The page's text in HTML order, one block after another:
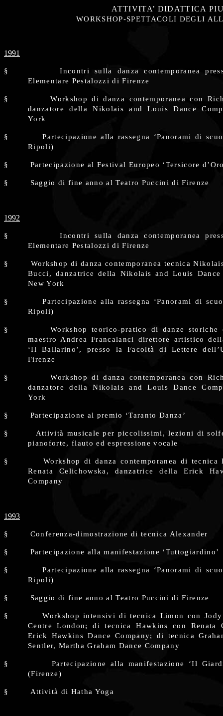
ATTIVITA’ DIDATTICA
WORKSHOP-SPETTACOLI DEGLI
1991
§
Incontri sulla danza contemporanea
Elementare Pestalozzi di Firenze
§
Workshop di danza contemporanea con
danzatore della Nikolais and Louis Dance
York
§
Partecipazione alla rassegna ‘Panorami di
Ripoli)
§ Partecipazione al Festival Europeo ‘Tersicore
§ Saggio di fine anno al Teatro Puccini di Firenze
1992
§
Incontri sulla danza contemporanea
Elementare Pestalozzi di Firenze
§
Workshop di danza contemporanea tecnica
Bucci, danzatrice della Nikolais and Louis Dance
New York
§
Partecipazione alla rassegna ‘Panorami di
Ripoli)
§
Workshop teorico-pratico di danze storiche
maestro Andrea Francalanci direttore artistico
‘Il Ballarino’, presso la Facoltà di Lettere
Firenze
§
Workshop di danza contemporanea con
danzatore della Nikolais and Louis Dance
York
§ Partecipazione al premio ‘Taranto Danza’
§
Attività musicale per piccolissimi, lezioni di
pianoforte, flauto ed espressione vocale
§
Workshop di danza contemporanea di tecnica
Renata Celichowska, danzatrice della Erick
Company
1993
§ Conferenza-dimostrazione di tecnica Alexander
§ Partecipazione alla manifestazione ‘Tuttogiardino’
§
Partecipazione alla rassegna ‘Panorami di
Ripoli)
§ Saggio di fine anno al Teatro Puccini di Firenze
§
Workshop intensivi di tecnica Limon con
Centre London; di tecnica Hawkins con Renata
Erick Hawkins Dance Company; di tecnica
Sentler, Martha Graham Dance Company
§
Partecipazione alla manifestazione ‘Il
(Firenze)
§ Attività di Hatha Yoga